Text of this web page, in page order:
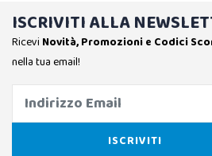
ISCRIVITI ALLA
Ricevi Novità, Promozioni e Codici
nella tua email!